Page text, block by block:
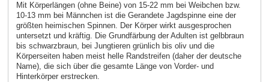
Mit Körperlängen (ohne Beine) von 15-22 mm bei Weibchen bzw.
10-13 mm bei Männchen ist die Gerandete Jagdspinne eine der
größten heimischen Spinnen. Der Körper wirkt ausgesprochen
untersetzt und kräftig. Die Grundfärbung der Adulten ist gelbbraun
bis schwarzbraun, bei Jungtieren grünlich bis oliv und die
Körperseiten haben meist helle Randstreifen (daher der deutsche
Name), die sich über die gesamte Länge von Vorder- und
Hinterkörper erstrecken.